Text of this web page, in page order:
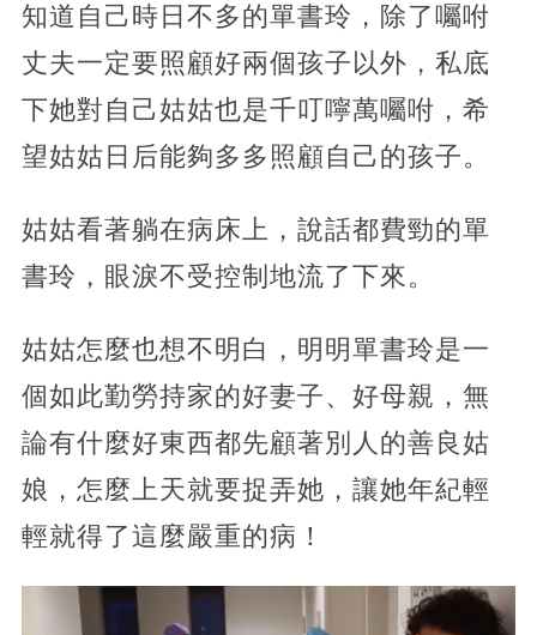
知道自己時日不多的單書玲，除了囑咐
丈夫一定要照顧好兩個孩子以外，私底
下她對自己姑姑也是千叮嚀萬囑咐，希
望姑姑日后能夠多多照顧自己的孩子。
姑姑看著躺在病床上，說話都費勁的單
書玲，眼淚不受控制地流了下來。
姑姑怎麼也想不明白，明明單書玲是一
個如此勤勞持家的好妻子、好母親，無
論有什麼好東西都先顧著別人的善良姑
娘，怎麼上天就要捉弄她，讓她年紀輕
輕就得了這麼嚴重的病！